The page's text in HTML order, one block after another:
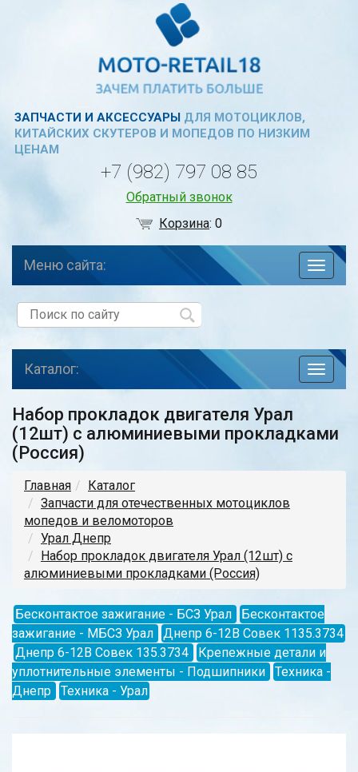
ЗАПЧАСТИ И АКСЕССУАРЫДЛЯ МОТОЦИКЛОВ,
КИТАЙСКИХ СКУТЕРОВ И МОПЕДОВ ПО НИЗКИМ
ЦЕНАМ
+7 (982) 797 08 85
Обратный звонок
Корзина:0
по
Меню сайта:
toggle
Каталог:
Набор прокладок двигателя Урал
(12шт) с алюминиевыми прокладками
(Россия)
Главная
Каталог
Запчасти для отечественных мотоциклов
мопедов и веломоторов
Урал Днепр
Набор прокладок двигателя Урал (12шт) с
алюминиевыми прокладками (Россия)
Бесконтактое зажигание - БСЗ Урал
Бесконтактое
зажигание - МБСЗ Урал
Днепр 6-12В Совек 1135.3734
Днепр 6-12В Совек 135.3734
Крепежные детали и
уплотнительные элементы - Подшипники
Техника -
Днепр
Техника - Урал